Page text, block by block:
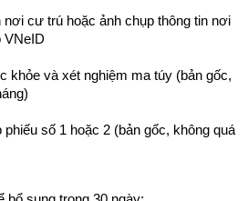
nơi cư trú hoặc ảnh chụp thông tin nơi
VNeID
khỏe và xét nghiệm ma túy (bản gốc,
phiếu số 1 hoặc 2 (bản gốc, không quá